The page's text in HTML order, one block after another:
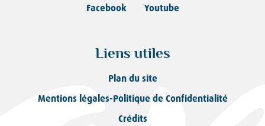
Facebook Youtube
Liens utiles
Plan du site
Mentions légales-Politique de Confidentialité
Crédits